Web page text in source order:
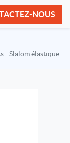
NOUS
- Slalom élastique